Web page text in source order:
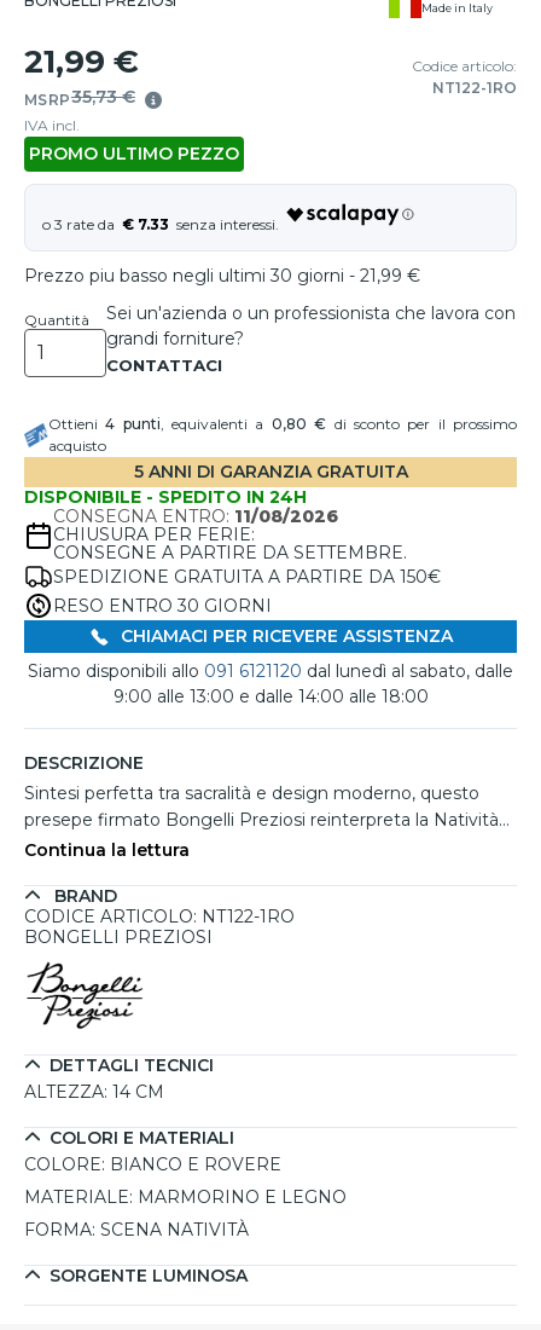
Made in Italy
21,99 €
MSRP35,73 €
IVA incl.
PROMO ULTIMO PEZZO
Codice articolo:
NT122-1RO
€ 7.33
Prezzo piu basso negli ultimi 30 giorni - 21,99 €
Quantità
Sei un'azienda o un professionista che lavora con
grandi forniture?
Ottieni4 punti, equivalenti a 0,80 € di sconto per il prossimo
acquisto
5 ANNI DI GARANZIA GRATUITA
DISPONIBILE - SPEDITO IN 24H
CONSEGNA ENTRO: 11/08/2026
CHIUSURA PER FERIE:
CONSEGNE A PARTIRE DA SETTEMBRE.
SPEDIZIONE GRATUITA A PARTIRE DA 150€
RESO ENTRO 30 GIORNI
CHIAMACI PER RICEVERE ASSISTENZA
Siamo disponibili allo 091 6121120 dal lunedì al sabato, dalle
9:00 alle 13:00 e dalle 14:00 alle 18:00
DESCRIZIONE
Sintesi perfetta tra sacralità e design moderno, questo
presepe firmato Bongelli Preziosi reinterpreta la Natività
con eleganza e semplicità. Le figure in marmorino bianco,
da un delicato sfondo in legno di rovere con stelle
stilizzate, che donano calore e profondità alla scena.
miniatura è ideale per chi desidera un tocco natalizio
sobrio ma ricercato, perfetto per piccoli spazi o come
regalo elegante dal significato profondo.
Continua la lettura
BRAND
CODICE ARTICOLO: NT122-1RO
BONGELLI PREZIOSI
DETTAGLI TECNICI
ALTEZZA: 14 CM
COLORI E MATERIALI
COLORE: BIANCO E ROVERE
MATERIALE: MARMORINO E LEGNO
FORMA: SCENA NATIVITÀ
SORGENTE LUMINOSA